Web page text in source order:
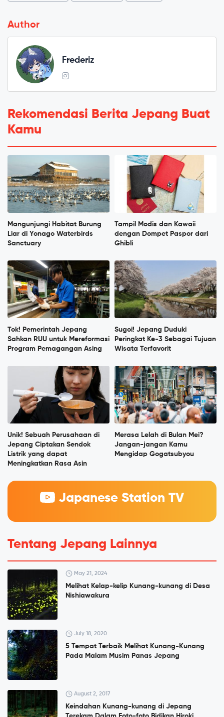
Author
Frederiz
Rekomendasi Berita Jepang Buat
Kamu
Mangunjungi Habitat Burung
Liar di Yonago Waterbirds
Sanctuary
Tampil Modis dan Kawaii
dengan Dompet Paspor dari
Ghibli
Tok! Pemerintah Jepang
Sahkan RUU untuk Mereformasi
Program Pemagangan Asing
Sugoi! Jepang Duduki
Peringkat Ke-3 Sebagai Tujuan
Wisata Terfavorit
Unik! Sebuah Perusahaan di
Jepang Ciptakan Sendok
Listrik yang dapat
Meningkatkan Rasa Asin
Merasa Lelah di Bulan Mei?
Jangan-jangan Kamu
Mengidap Gogatsubyou
Japanese Station TV
Tentang Jepang Lainnya
May 21, 2024
Melihat Kelap-kelip Kunang-kunang di Desa
Nishiawakura
July 18, 2020
5 Tempat Terbaik Melihat Kunang-Kunang
Pada Malam Musim Panas Jepang
August 2, 2017
Keindahan Kunang-kunang di Jepang